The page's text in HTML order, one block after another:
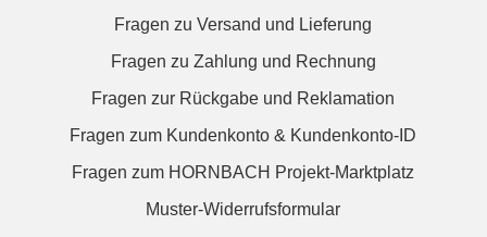
Fragen zu Versand und Lieferung
Fragen zu Zahlung und Rechnung
Fragen zur Rückgabe und Reklamation
Fragen zum Kundenkonto & Kundenkonto-ID
Fragen zum HORNBACH Projekt-Marktplatz
Muster-Widerrufsformular